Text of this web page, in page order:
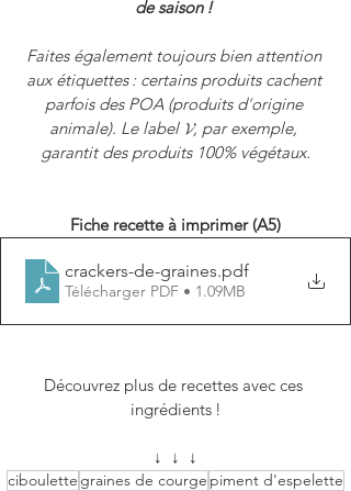
de saison !
Faites également toujours bien attention
aux étiquettes : certains produits cachent
parfois des POA (produits d’origine
animale). Le label 𝓥, par exemple,
garantit des produits 100% végétaux.
Fiche recette à imprimer (A5)
crackers-de-graines.pdf
Télécharger PDF • 1.09MB
Découvrez plus de recettes avec ces
ingrédients !
↓  ↓  ↓
ciboulette graines de courge piment d'espelette